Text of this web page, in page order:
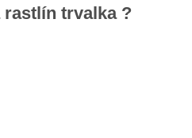
trvalka ?